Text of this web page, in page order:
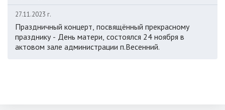
27.11.2023 г.
Праздничный концерт, посвящённый прекрасному
празднику - День матери, состоялся 24 ноября в
актовом зале администрации п.Весенний.